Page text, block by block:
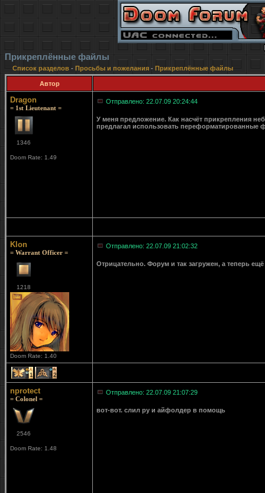
Прикреплённые файлы
Список разделов- Просьбы и пожелания - Прикреплённые файлы
Автор
Dragon
= 1st Lieutenant =
1346
Doom Rate: 1.49
Отправлено: 22.07.09 20:24:44
У меня предложение. Как насчёт прикрепления
предлагал использовать переформатированные
Klon
= Warrant Officer =
1218
Doom Rate: 1.40
Отправлено: 22.07.09 21:02:32
Отрицательно. Форум и так загружен, а теперь ещё
1 2
nprotect
= Colonel =
2546
Doom Rate: 1.48
Отправлено: 22.07.09 21:07:29
вот-вот. слил ру и айфолдер в помощь